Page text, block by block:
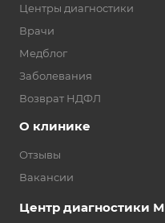
Центры диагностики
Врачи
Медблог
Заболевания
Возврат НДФЛ
О клинике
Отзывы
Вакансии
Центр диагностики